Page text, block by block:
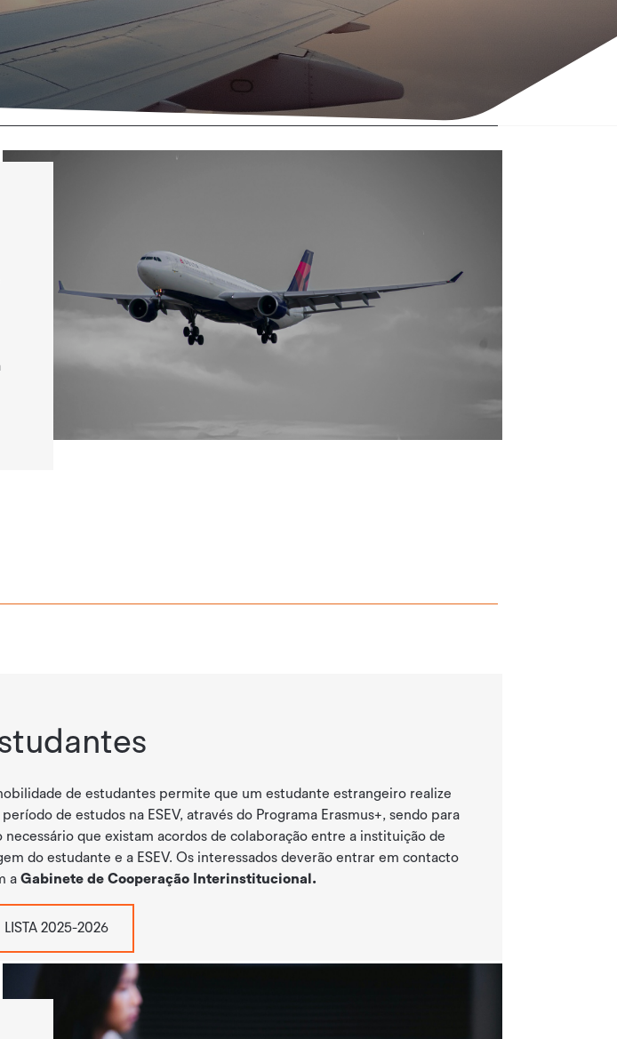
de estudantes permite que um estudante estrangeiro realize
período de estudos na ESEV, através do Programa Erasmus+, sendo para
necessário que existam acordos de colaboração entre a instituição de
do estudante e a ESEV. Os interessados deverão entrar em contacto
aGabinete de Cooperação Interinstitucional.
LISTA 2025-2026